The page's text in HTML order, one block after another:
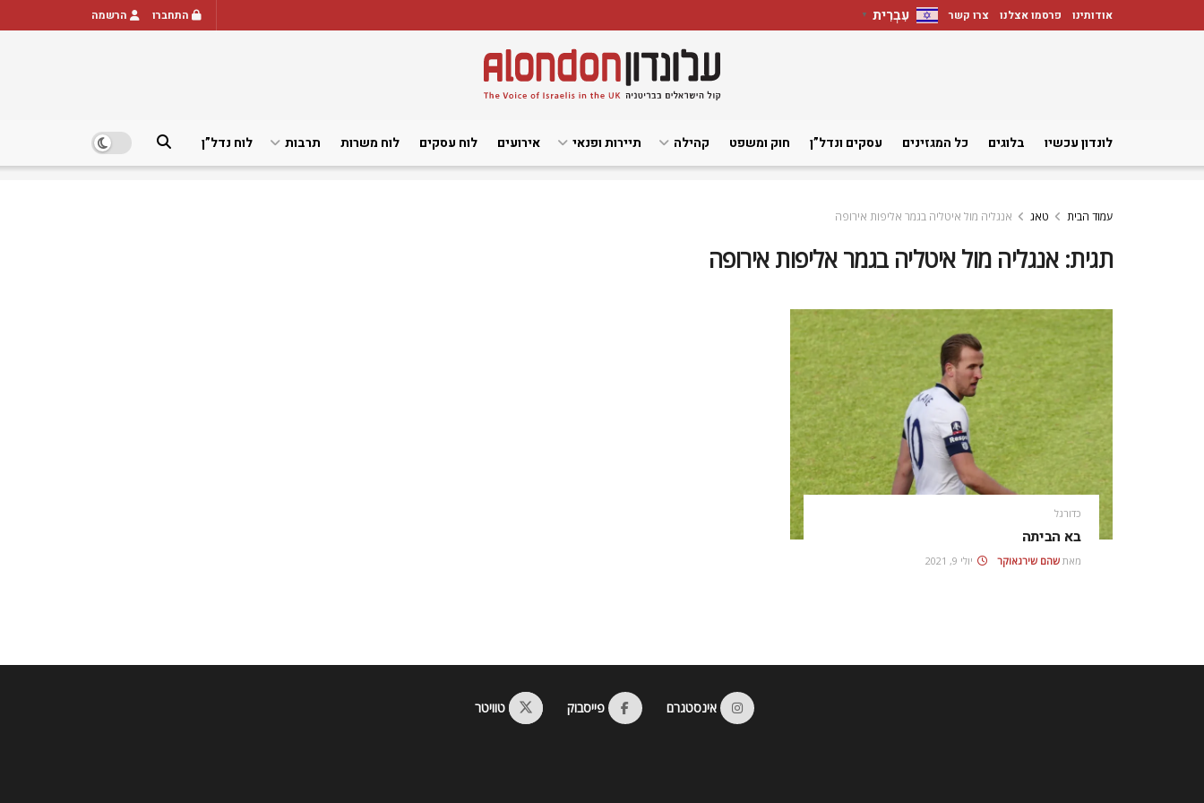
אודותינו פרסמו אצלנו צרו קשר עִבְרִית ▼ התחברו הרשמה
לונדון עכשיו בלוגים כל המגזינים עסקים ונדל”ן חוק ומשפט קהילה תיירות ופנאי אירועים לוח עסקים לוח משרות תרבות לוח נדל”ן
עמוד הבית טאג אנגליה מול איטליה בגמר אליפות אירופה
תגית:אנגליה מול איטליה בגמר אליפות אירופה
כדורגל
בא הביתה
מאת שהם שירגאוקר יולי 9, 2021
אינסטגרם פייסבוק טוויטר